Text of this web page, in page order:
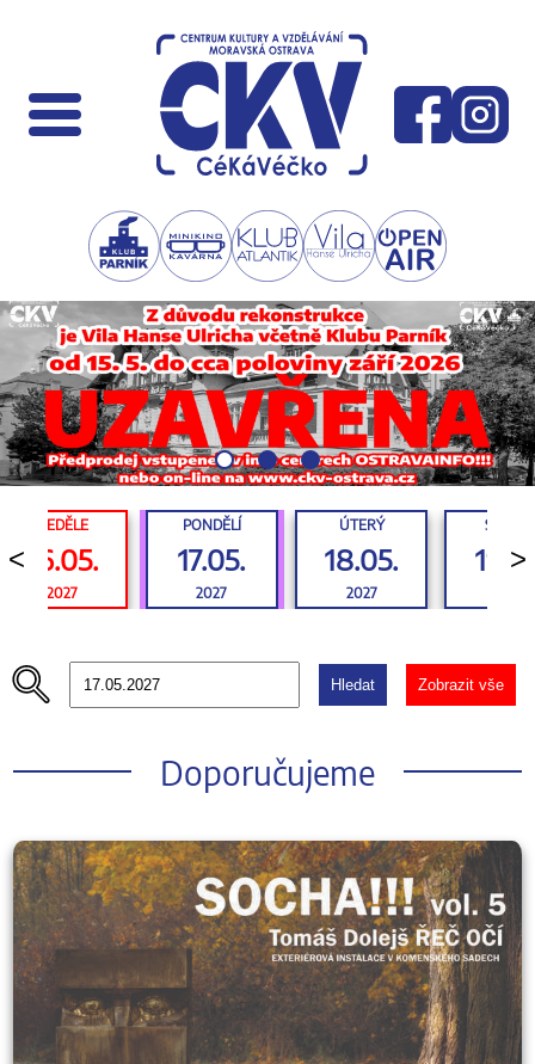
<
NEDĚLE
16.05.
2027
PONDĚLÍ
17.05.
2027
ÚTERÝ
18.05.
2027
>
Hledat Zobrazit vše
Doporučujeme